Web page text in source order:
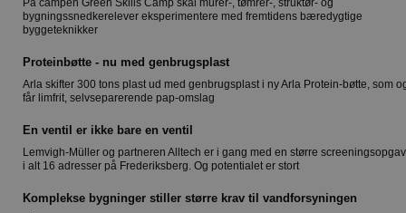
På campen Green Skills Camp skal murer-, tømrer-, struktør- og
bygningssnedkerelever eksperimentere med fremtidens bæredygtige
byggeteknikker
Proteinbøtte - nu med genbrugsplast
Arla skifter 300 tons plast ud med genbrugsplast i ny Arla Protein-bøtte, som
får limfrit, selvseparerende pap-omslag
En ventil er ikke bare en ventil
Lemvigh-Müller og partneren Alltech er i gang med en større
i alt 16 adresser på Frederiksberg. Og potentialet er stort
Komplekse bygninger stiller større krav til vandforsyningen